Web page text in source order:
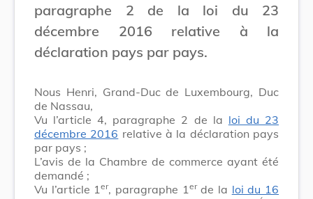
paragraphe 2 de la loi du 23
décembre 2016 relative à la
déclaration pays par pays.
Nous Henri, Grand-Duc de Luxembourg, Duc
de Nassau,
Vu l’article 4, paragraphe 2 de la loi du 23
décembre 2016 relative à la déclaration pays
par pays ;
L’avis de la Chambre de commerce ayant été
demandé ;
Vu l’article 1er, paragraphe 1 erde la loi du 16